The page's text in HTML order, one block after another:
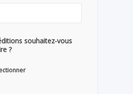
souhaitez-vous
?